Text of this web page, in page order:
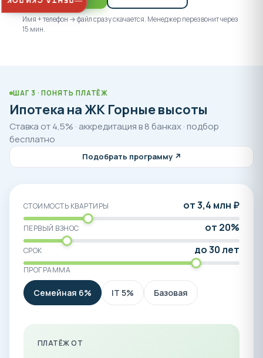
застройщиков. По всем вопросам обращайтесь по
телефону отдела продаж 8-800-550-23-93 или в
Имя + телефон → файл сразу скачается. Менеджер перезвонит через
15 мин.
ШАГ 3 · ПОНЯТЬ ПЛАТЁЖ
Ипотека на ЖК Горные высоты
Ставка от 4,5% · аккредитация в 8 банках · подбор
бесплатно
Подобрать программу ↗
СТОИМОСТЬ КВАРТИРЫ от 3,4 млн ₽
ПЕРВЫЙ ВЗНОС от 20%
СРОК до 30 лет
ПРОГРАММА
Семейная 6% IT 5% Базовая
ПЛАТЁЖ ОТ